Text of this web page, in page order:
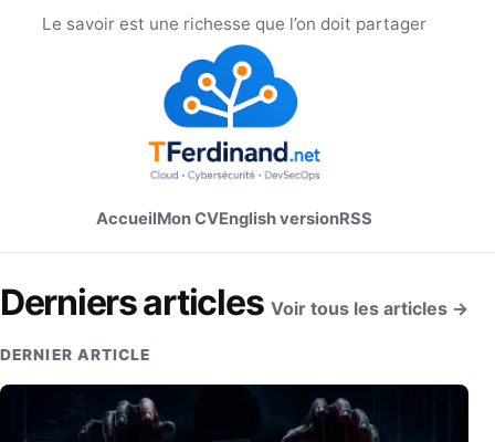
Le savoir est une richesse que l’on doit partager
AccueilMon CVEnglish versionRSS
Derniers articles Voir tous les articles →
DERNIER ARTICLE